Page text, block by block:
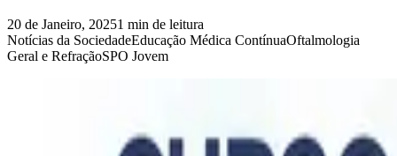
20 de Janeiro, 20251 min de leitura
Notícias da SociedadeEducação Médica ContínuaOftalmologia
Geral e RefraçãoSPO Jovem